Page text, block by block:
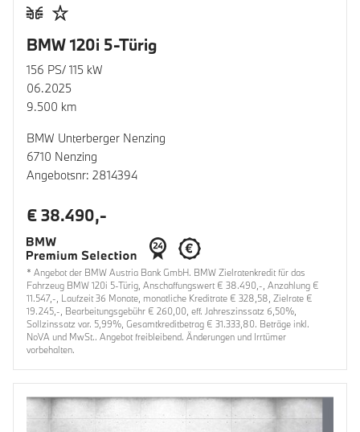
BMW 120i 5-Türig
156 PS/ 115 kW
06.2025
9.500 km
BMW Unterberger Nenzing
6710 Nenzing
Angebotsnr: 2814394
€ 38.490,-
* Angebot der BMW Austria Bank GmbH. BMW Zielratenkredit für das
Fahrzeug BMW 120i 5-Türig, Anschaffungswert € 38.490,-, Anzahlung €
11.547,-, Laufzeit 36 Monate, monatliche Kreditrate € 328,58, Zielrate €
19.245,-, Bearbeitungsgebühr € 260,00, eff. Jahreszinssatz 6,50%,
Sollzinssatz var. 5,99%, Gesamtkreditbetrag € 31.333,80. Beträge inkl.
NoVA und MwSt.. Angebot freibleibend. Änderungen und Irrtümer
vorbehalten.